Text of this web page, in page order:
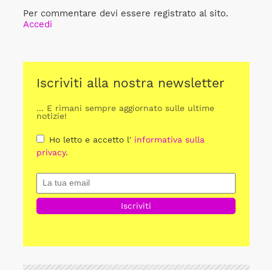
Per commentare devi essere registrato al sito.
Accedi
Iscriviti alla nostra newsletter
... E rimani sempre aggiornato sulle ultime
notizie!
Ho letto e accetto l' informativa sulla
privacy.